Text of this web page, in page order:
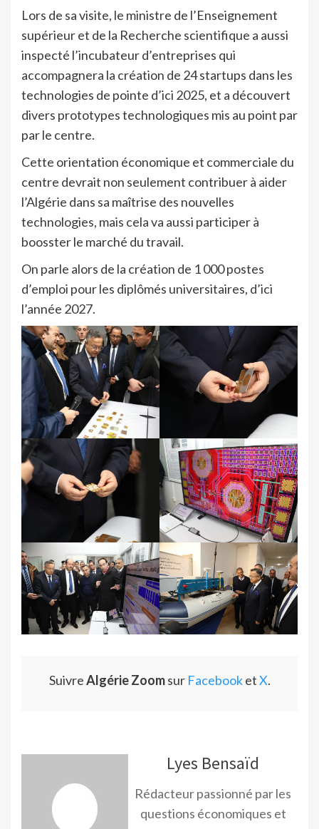
Lors de sa visite, le ministre de l’Enseignement
supérieur et de la Recherche scientifique a aussi
inspecté l’incubateur d’entreprises qui
accompagnera la création de 24 startups dans les
technologies de pointe d’ici 2025, et a découvert
divers prototypes technologiques mis au point par
par le centre.
Cette orientation économique et commerciale du
centre devrait non seulement contribuer à aider
l’Algérie dans sa maîtrise des nouvelles
technologies, mais cela va aussi participer à
boosster le marché du travail.
On parle alors de la création de 1 000 postes
d’emploi pour les diplômés universitaires, d’ici
l’année 2027.
SuivreAlgérie Zoomsur FacebooketX.
Lyes Bensaïd
Rédacteur passionné par les
questions économiques et